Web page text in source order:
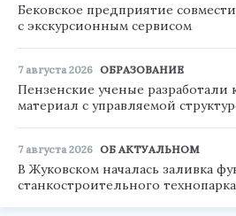
Бековское предприятие
с экскурсионным сервисом
7 августа 2026 ОБРАЗОВАНИЕ
Пензенские ученые
материал с управляемой
7 августа 2026 ОБ АКТУАЛЬНОМ
В Жуковском началась заливка
станкостроительного технопарка